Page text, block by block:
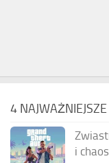
4
i chaos